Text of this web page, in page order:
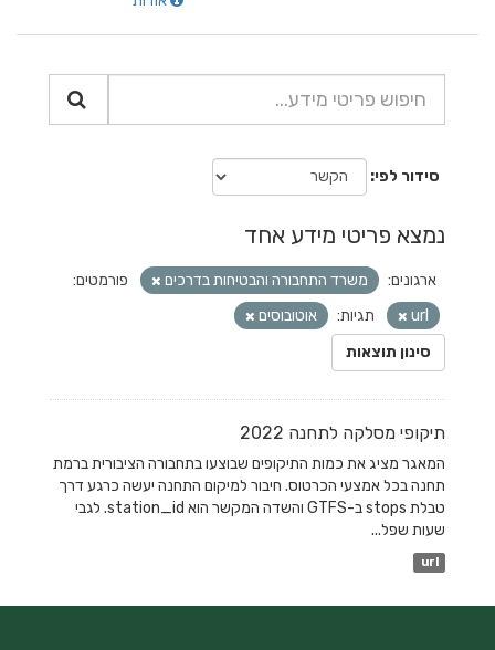
סידור לפי
נמצא פריטי מידע אחד
ארגונים: משרד התחבורה והבטיחות בדרכים
פורמטים:
url
תגיות:
אוטובוסים
סינון תוצאות
תיקופי מסלקה לתחנה 2022
המאגר מציג את כמות התיקופים שבוצעו בתחבורה הציבורית ברמת
תחנה בכל אמצעי הכרטוס. חיבור למיקום התחנה יעשה כרגע דרך
טבלת stops ב-GTFS והשדה המקשר הוא station_id. לגבי
שעות שפל...
url